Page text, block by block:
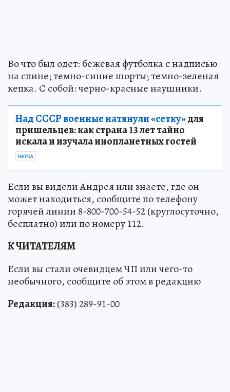
Во что был одет: бежевая футболка с надписью
на спине; темно-синие шорты; темно-зеленая
кепка. С собой: черно-красные наушники.
Над СССР военные натянули «сетку»для
пришельцев: как страна 13 лет тайно
искала и изучала инопланетных гостей
НАУКА
Если вы видели Андрея или знаете, где он
может находиться, сообщите по телефону
горячей линии 8-800-700-54-52 (круглосуточно,
бесплатно) или по номеру 112.
К ЧИТАТЕЛЯМ
Если вы стали очевидцем ЧП или чего-то
необычного, сообщите об этом в редакцию
Редакция:(383) 289-91-00